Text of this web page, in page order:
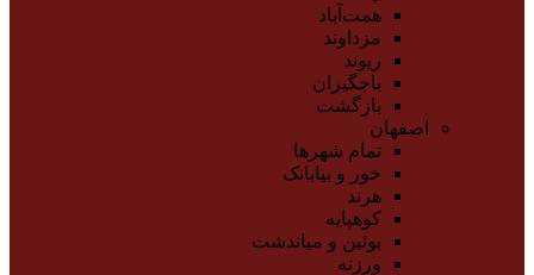
همت‌آباد
مزداوند
ریوند
باجگیران
بازگشت
اصفهان
تمام شهر‌ها
خور و بیابانک
هرند
کوهپایه
بوئین و میاندشت
ورزنه